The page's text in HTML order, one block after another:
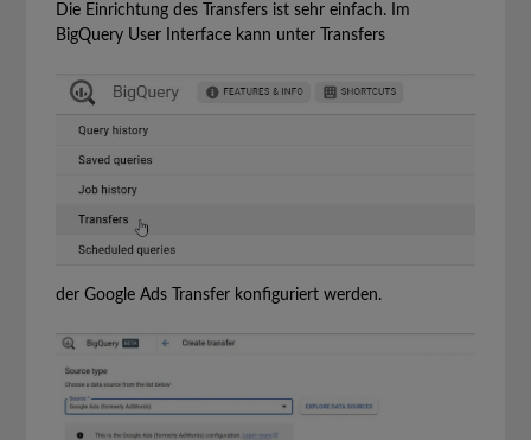
Die Einrichtung des Transfers ist sehr einfach. Im
BigQuery User Interface kann unter Transfers
der Google Ads Transfer konfiguriert werden.